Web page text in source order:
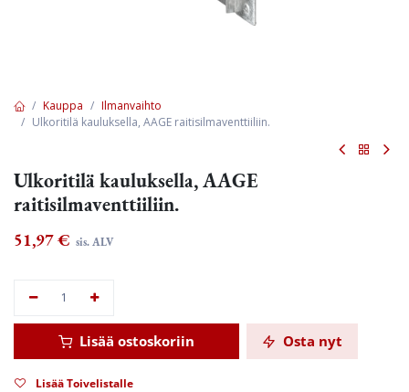
Kauppa
Ilmanvaihto
Ulkoritilä kauluksella, AAGE raitisilmaventtiiliin.
Ulkoritilä kauluksella, AAGE
raitisilmaventtiiliin.
51,97€ sis. ALV
Lisää ostoskoriin Osta nyt
Lisää Toivelistalle